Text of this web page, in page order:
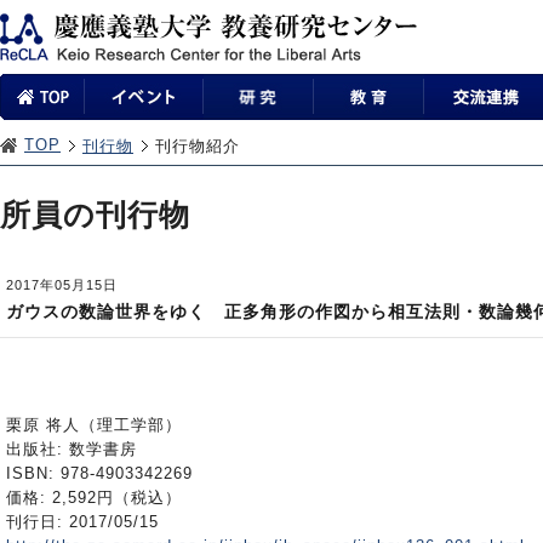
TOP 刊行物 刊行物紹介
所員の刊行物
2017年05月15日
ガウスの数論世界をゆく 正多角形の作図から相互法則・数論幾
栗原 将人（理工学部）
出版社: 数学書房
ISBN: 978-4903342269
価格: 2,592円（税込）
刊行日: 2017/05/15